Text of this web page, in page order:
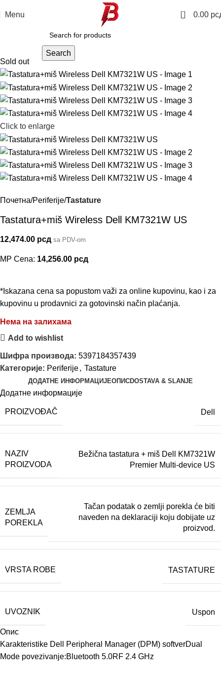
Menu 0 0.00
Search
Sold out
Click to enlarge
Почетна Periferije Tastature
Tastatura+miš Wireless Dell KM7321W US
12,474.00 рсд sa PDV-om
MP Cena: 14,256.00 рсд
*Iskazana cena sa popustom važi za online kupovinu, kao i za
kupovinu u prodavnici za gotovinski način plaćanja.
Нема на залихама
Add to wishlist
Шифра производа: 5397184357439
Категорије: Periferije, Tastature
ДОДАТНЕ ИНФОРМАЦИЈЕОПИСDOSTAVA & SLANJE
Додатне информације
PROIZVOĐAČ Dell
NAZIV
PROIZVODA
Bežična tastatura + miš Dell KM7321W
Premier Multi-device US
ZEMLJA
POREKLA
Tačan podatak o zemlji porekla će biti
naveden na deklaraciji koju dobijate uz
proizvod.
VRSTA ROBE TASTATURE
UVOZNIK Uspon
Опис
Karakteristike Dell Peripheral Manager (DPM) softverDual
Mode povezivanje:Bluetooth 5.0RF 2.4 GHz